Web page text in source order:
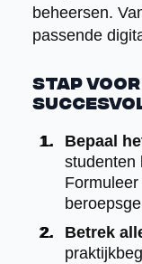
beheersen.
passende
Stap
Bepaal
studenten
Betrek